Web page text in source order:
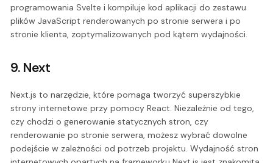
programowania Svelte i kompiluje kod aplikacji do zestawu
plików JavaScript renderowanych po stronie serwera i po
stronie klienta, zoptymalizowanych pod kątem wydajności.
9. Next
Next.js to narzędzie, które pomaga tworzyć superszybkie
strony internetowe przy pomocy React. Niezależnie od tego,
czy chodzi o generowanie statycznych stron, czy
renderowanie po stronie serwera, możesz wybrać dowolne
podejście w zależności od potrzeb projektu. Wydajność stron